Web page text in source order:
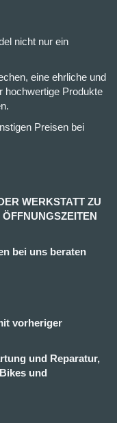
nicht nur ein
eine ehrliche und
hochwertige Produkte
Preisen bei
WERKSTATT ZU
bei uns beraten
vorheriger
und Reparatur,
und